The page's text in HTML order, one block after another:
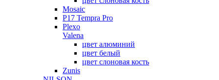
Mosaic
P17 Tempra Pro
Plexo
Valena
цвет алюминий
цвет белый
цвет слоновая кость
Zunis